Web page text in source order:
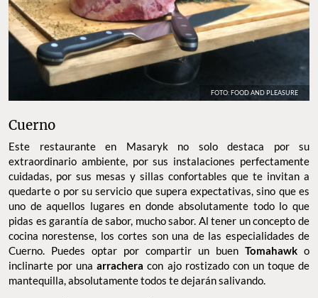
FOTO: FOOD AND PLEASURE
Cuerno
Este restaurante en Masaryk no solo destaca por su
extraordinario ambiente, por sus instalaciones perfectamente
cuidadas, por sus mesas y sillas confortables que te invitan a
quedarte o por su servicio que supera expectativas, sino que es
uno de aquellos lugares en donde absolutamente todo lo que
pidas es garantía de sabor, mucho sabor. Al tener un concepto de
cocina norestense, los cortes son una de las especialidades de
Cuerno. Puedes optar por compartir un buen Tomahawk o
inclinarte por unaarrachera con ajo rostizado con un toque de
mantequilla, absolutamente todos te dejarán salivando.